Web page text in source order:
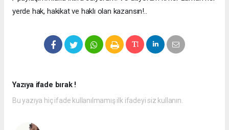
yerde hak, hakikat ve haklı olan kazansın!..
Yazıya ifade bırak !
Bu yazıya hiç ifade kullanılmamış ilk ifadeyi siz kullanın.